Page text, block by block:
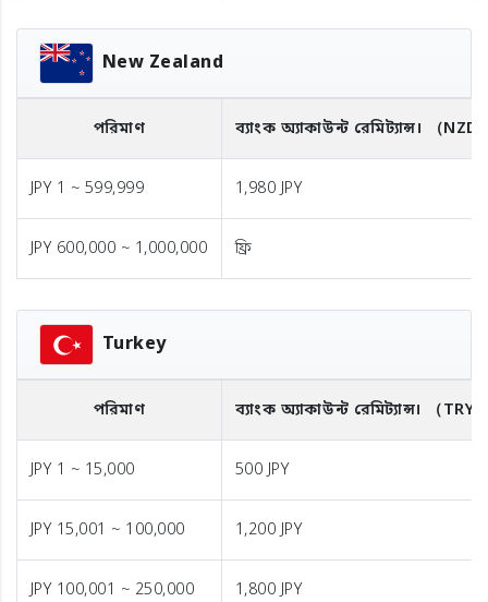
New Zealand
পরিমাণ ব্যাংক অ্যাকাউন্ট রেমিট্যান্স। （
JPY 1 ~ 599,999 1,980 JPY
JPY 600,000 ~ 1,000,000 ফ্রি
Turkey
পরিমাণ ব্যাংক অ্যাকাউন্ট রেমিট্যান্স। （TRY
JPY 1 ~ 15,000 500 JPY
JPY 15,001 ~ 100,000 1,200 JPY
JPY 100,001 ~ 250,000 1,800 JPY